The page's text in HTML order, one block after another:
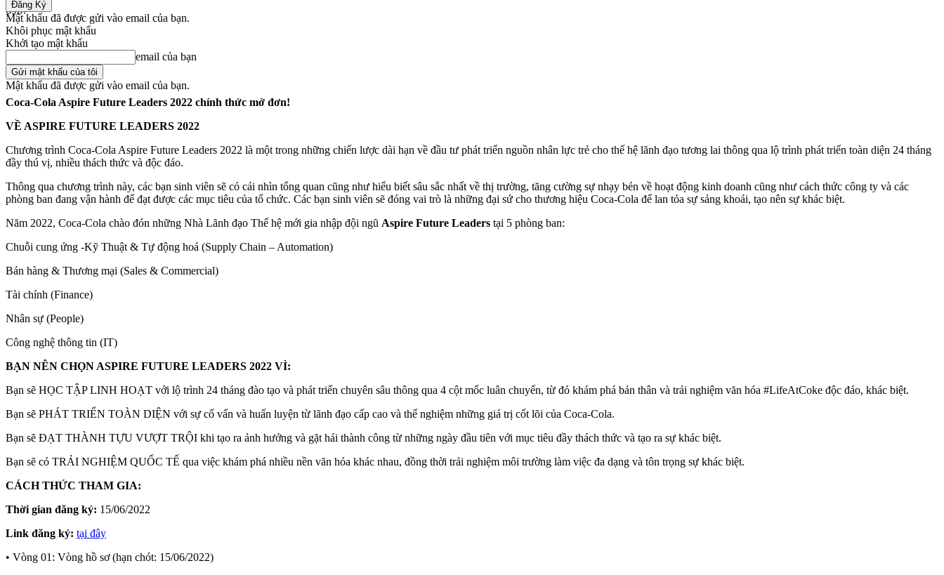
Mật khẩu đã được gửi vào email của bạn.
Khôi phục mật khẩu
Khởi tạo mật khẩu
email của bạn
Mật khẩu đã được gửi vào email của bạn.
6967
Share
Coca-Cola Aspire Future Leaders 2022 chính thức mở đơn!
VỀ ASPIRE FUTURE LEADERS 2022
Chương trình Coca-Cola Aspire Future Leaders 2022 là một trong những chiến lược dài hạn về đầu tư phát triển nguồn nhân lực trẻ cho thế hệ lãnh đạo tương lai thông qua lộ trình phát triển toàn diện 24 tháng
đầy thú vị, nhiều thách thức và độc đáo.
Thông qua chương trình này, các bạn sinh viên sẽ có cái nhìn tổng quan cũng như hiểu biết sâu sắc nhất về thị trường, tăng cường sự nhạy bén về hoạt động kinh doanh cũng như cách thức công ty và các
phòng ban đang vận hành để đạt được các mục tiêu của tổ chức. Các bạn sinh viên sẽ đóng vai trò là những đại sứ cho thương hiệu Coca-Cola để lan tỏa sự sảng khoái, tạo nên sự khác biệt.
Năm 2022, Coca-Cola chào đón những Nhà Lãnh đạo Thế hệ mới gia nhập đội ngũ Aspire Future Leaders tại 5 phòng ban:
Chuỗi cung ứng -Kỹ Thuật & Tự động hoá (Supply Chain – Automation)
Bán hàng & Thương mại (Sales & Commercial)
Tài chính (Finance)
Nhân sự (People)
Công nghệ thông tin (IT)
BẠN NÊN CHỌN ASPIRE FUTURE LEADERS 2022 VÌ:
Bạn sẽ HỌC TẬP LINH HOẠT với lộ trình 24 tháng đào tạo và phát triển chuyên sâu thông qua 4 cột mốc luân chuyển, từ đó khám phá bản thân và trải nghiệm văn hóa #LifeAtCoke độc đáo, khác biệt.
Bạn sẽ PHÁT TRIỂN TOÀN DIỆN với sự cố vấn và huấn luyện từ lãnh đạo cấp cao và thể nghiệm những giá trị cốt lõi của Coca-Cola.
Bạn sẽ ĐẠT THÀNH TỰU VƯỢT TRỘI khi tạo ra ảnh hưởng và gặt hái thành công từ những ngày đầu tiên với mục tiêu đầy thách thức và tạo ra sự khác biệt.
Bạn sẽ có TRẢI NGHIỆM QUỐC TẾ qua việc khám phá nhiều nền văn hóa khác nhau, đồng thời trải nghiệm môi trường làm việc đa dạng và tôn trọng sự khác biệt.
CÁCH THỨC THAM GIA:
Thời gian đăng ký: 15/06/2022
Link đăng ký: tại đây
• Vòng 01: Vòng hồ sơ (hạn chót: 15/06/2022)